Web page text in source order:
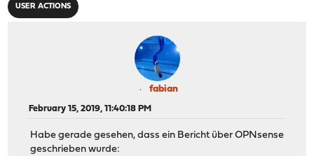
USER ACTIONS
fabian
February 15, 2019, 11:40:18 PM
Habe gerade gesehen, dass ein Bericht über OPNsense
geschrieben wurde: